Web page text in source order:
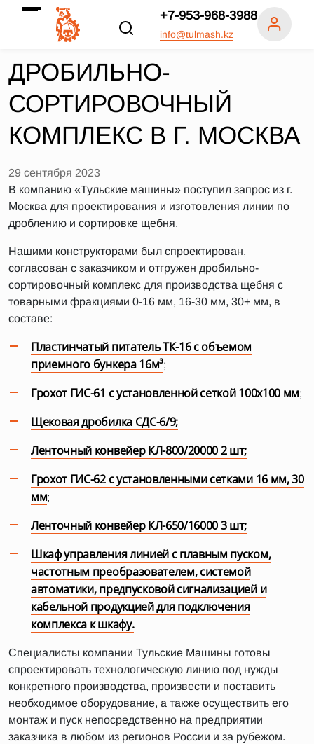
+7-953-968-3988
info@tulmash.kz
ДРОБИЛЬНО-
СОРТИРОВОЧНЫЙ
КОМПЛЕКС В Г. МОСКВА
29 сентября 2023
В компанию «Тульские машины» поступил запрос из г.
Москва для проектирования и изготовления линии по
дроблению и сортировке щебня.
Нашими конструкторами был спроектирован,
согласован с заказчиком и отгружен дробильно-
сортировочный комплекс для производства щебня с
товарными фракциями 0-16 мм, 16-30 мм, 30+ мм, в
составе:
Пластинчатый питатель ТК-16 с объемом
приемного бункера 16м³;
Грохот ГИС-61 с установленной сеткой 100х100 мм;
Щековая дробилка СДС-6/9;
Ленточный конвейер КЛ-800/20000 2 шт;
Грохот ГИС-62 с установленными сетками 16 мм, 30
мм;
Ленточный конвейер КЛ-650/16000 3 шт;
Шкаф управления линией с плавным пуском,
частотным преобразователем, системой
автоматики, предпусковой сигнализацией и
кабельной продукцией для подключения
комплекса к шкафу.
Специалисты компании Тульские Машины готовы
спроектировать технологическую линию под нужды
конкретного производства, произвести и поставить
необходимое оборудование, а также осуществить его
монтаж и пуск непосредственно на предприятии
заказчика в любом из регионов России и за рубежом.